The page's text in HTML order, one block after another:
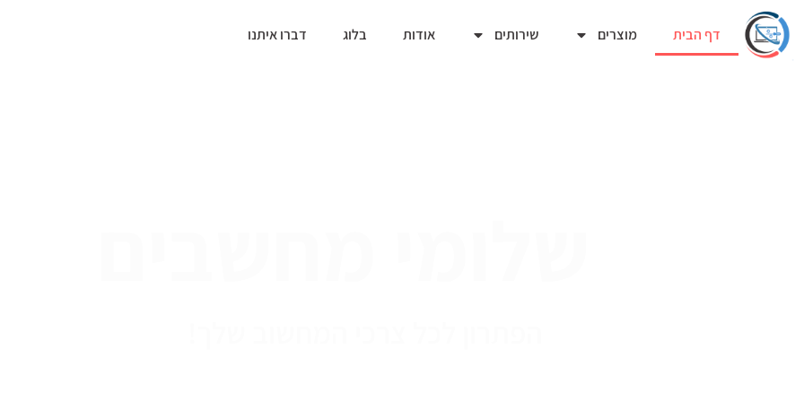
דף הבית מוצרים שירותים אודות בלוג דברו איתנו